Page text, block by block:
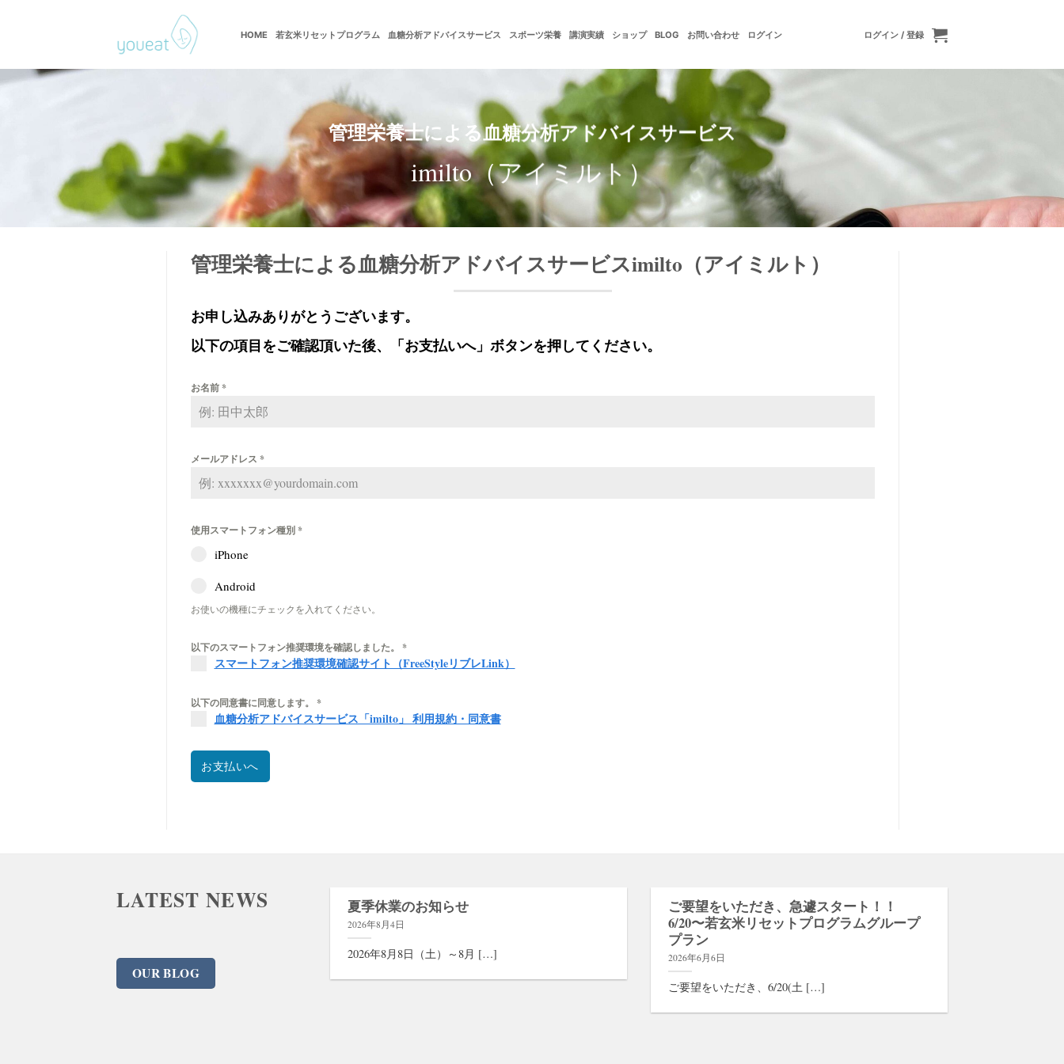
HOME 若玄米リセットプログラム 血糖分析アドバイスサービス スポーツ栄養 講演実績 ショップ BLOG お問い合わせ ログイン ログイン / 登録
管理栄養士による血糖分析アドバイスサービス
imilto（アイミルト）
管理栄養士による血糖分析アドバイスサービスimilto（アイミルト）
お申し込みありがとうございます。
以下の項目をご確認頂いた後、「お支払いへ」ボタンを押してください。
お名前*
メールアドレス *
使用スマートフォン種別*
iPhone
Android
お使いの機種にチェックを入れてください。
以下のスマートフォン推奨環境を確認しました。 *
スマートフォン推奨環境確認サイト（FreeStyleリブレLink）
以下の同意書に同意します。 *
血糖分析アドバイスサービス「imilto」 利用規約・同意書
お支払いへ
LATEST NEWS
OUR BLOG
夏季休業のお知らせ
2026年8月4日
2026年8月8日（土）～8月 […]
ご要望をいただき、急遽スタート！！
6/20〜若玄米リセットプログラムグループ
プラン
2026年6月6日
ご要望をいただき、6/20(土 […]
謹んで新年のお慶びを申し上げます。